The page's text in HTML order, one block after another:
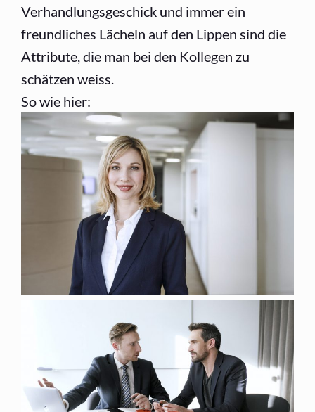
Verhandlungsgeschick und immer ein
freundliches Lächeln auf den Lippen sind die
Attribute, die man bei den Kollegen zu
schätzen weiss.
So wie hier: